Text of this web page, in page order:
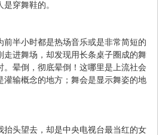
穿舞鞋的。
半小时都是热场音乐或是非常简短的
进舞场，却发现用长条桌子圈成的舞
晕倒，彻底晕倒！这哪里是上流社会
输概念的地方；舞会是显示舞姿的地
头望去，却是中央电视台最当红的女